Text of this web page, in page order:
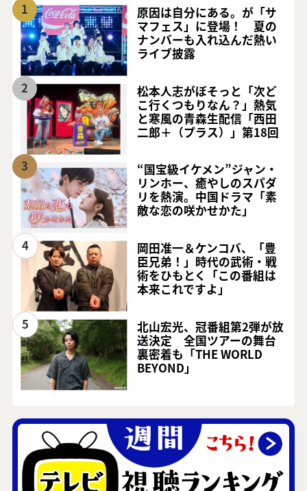
1
原因は自分にある。が「サ
マフェス」に登場！ 夏の
ナンバーも入れ込んだ熱い
ライブ披露
2
松本人志がぼそっと「次ど
こ行くつもりなん？」熱気
と寒風の青森生配信「西田
二郎＋（プラス）」第18回
3
“国宝級イケメン”ジャン・
リンホー、癒やしのスパダ
リを熱演。中国ドラマ「素
敵な恋の咲かせかた」
4
岡田准一＆ケンコバ、「豊
臣兄弟！」時代の武術・戦
術をひもとく「この番組は
本来これですよ」
5
北山宏光、冠番組第2弾が放
送決定 全国ツアーの舞台
裏密着も「THE WORLD
BEYOND」